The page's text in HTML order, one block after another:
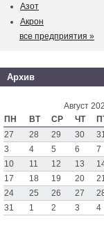
Азот
Акрон
все предприятия »
Архив
Август
ПН
ВТ СР ЧТ
27
28 29 30
3
4 5 6 7
10
11 12 13
17
18 19 20
24
25 26 27
31
1 2 3 4